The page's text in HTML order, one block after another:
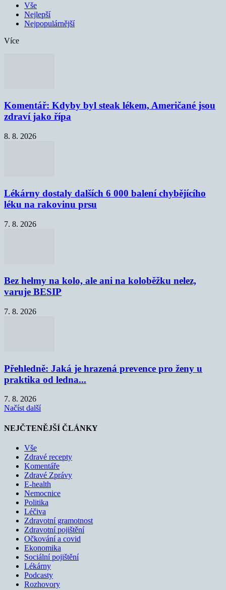
Vše
Nejlepší
Nejpopulárnější
Více
Komentář: Kdyby byl steak lékem, Američané jsou
zdraví jako řípa
8. 8. 2026
Lékárny dostaly dalších 6 000 balení chybějícího
léku na rakovinu prsu
7. 8. 2026
Bez helmy na kolo, ale ani na koloběžku nelez,
varuje BESIP
7. 8. 2026
Přehledně: Jaká je hrazená prevence pro ženy u
praktika od ledna...
7. 8. 2026
Načíst další
NEJČTENĚJŠÍ ČLÁNKY
Vše
Zdravé recepty
Komentáře
Zdravé Zprávy
E-health
Nemocnice
Politika
Léčiva
Zdravotní gramotnost
Zdravotní pojištění
Očkování a covid
Ekonomika
Sociální pojištění
Lékárny
Podcasty
Rozhovory